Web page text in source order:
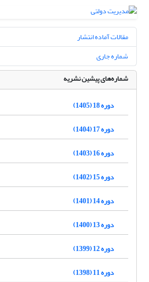
مقالات آماده انتشار
شماره جاری
شماره‌های پیشین نشریه
دوره 18 (1405)
دوره 17 (1404)
دوره 16 (1403)
دوره 15 (1402)
دوره 14 (1401)
دوره 13 (1400)
دوره 12 (1399)
دوره 11 (1398)